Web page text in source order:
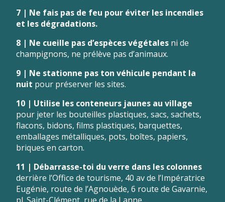
7 | Ne fais pas de feu pour éviter les incendies
et les dégradations.
8 | Ne cueille pas d’espèces végétales ni de
champignons, ne prélève pas d’animaux.
9 | Ne stationne pas ton véhicule pendant la
nuit pour préserver les sites.
10 | Utilise les conteneurs jaunes au village
pour jeter les bouteilles plastiques, sacs, sachets,
flacons, bidons, films plastiques, barquettes,
emballages métalliques, pots, boîtes, papiers,
briques en carton.
11 | Débarrasse-toi du verre dans les colonnes
derrière l’Office de tourisme, 40 av de l’Impératrice
Eugénie, route de l’Agnouède, 6 route de Gavarnie,